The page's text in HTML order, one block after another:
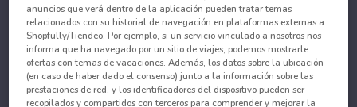
anuncios que verá dentro de la aplicación pueden tratar temas
relacionados con su historial de navegación en plataformas externas a
Shopfully/Tiendeo. Por ejemplo, si un servicio vinculado a nosotros nos
informa que ha navegado por un sitio de viajes, podemos mostrarle
ofertas con temas de vacaciones. Además, los datos sobre la ubicación
(en caso de haber dado el consenso) junto a la información sobre las
prestaciones de red, y los identificadores del dispositivo pueden ser
recopilados y compartidos con terceros para comprender y mejorar la